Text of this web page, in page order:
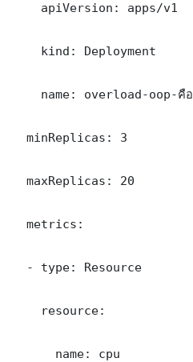
    apiVersion: apps/v1
    kind: Deployment
    name: overload-oop-คือ
  minReplicas: 3
  maxReplicas: 20
  metrics:
  - type: Resource
    resource:
      name: cpu